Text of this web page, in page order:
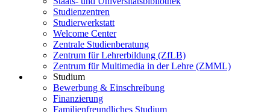
Studienzentren
Studierwerkstatt
Welcome Center
Zentrale Studienberatung
Zentrum für Lehrerbildung (ZfLB)
Zentrum für Multimedia in der Lehre (ZMML)
Studium
Bewerbung & Einschreibung
Finanzierung
Familienfreundliches Studium